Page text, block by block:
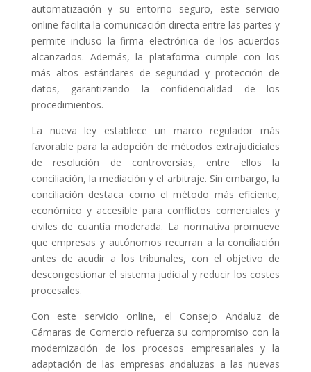
automatización y su entorno seguro, este servicio
online facilita la comunicación directa entre las partes y
permite incluso la firma electrónica de los acuerdos
alcanzados. Además, la plataforma cumple con los
más altos estándares de seguridad y protección de
datos, garantizando la confidencialidad de los
procedimientos.
La nueva ley establece un marco regulador más
favorable para la adopción de métodos extrajudiciales
de resolución de controversias, entre ellos la
conciliación, la mediación y el arbitraje. Sin embargo, la
conciliación destaca como el método más eficiente,
económico y accesible para conflictos comerciales y
civiles de cuantía moderada. La normativa promueve
que empresas y autónomos recurran a la conciliación
antes de acudir a los tribunales, con el objetivo de
descongestionar el sistema judicial y reducir los costes
procesales.
Con este servicio online, el Consejo Andaluz de
Cámaras de Comercio refuerza su compromiso con la
modernización de los procesos empresariales y la
adaptación de las empresas andaluzas a las nuevas